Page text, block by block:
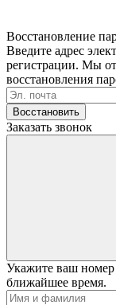
Восстановление
Введите адрес
регистрации. Мы
восстановления
Восстановить
Заказать звонок
Укажите ваш
ближайшее время.